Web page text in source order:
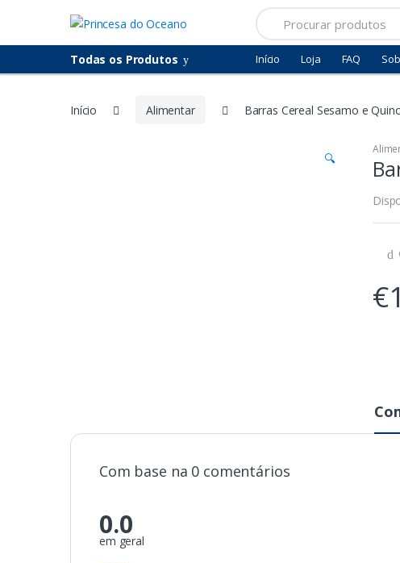
navegação
o
Procurar
por:
Todas os Produtos Início Loja FAQ
Início Alimentar Barras Cereal Sesamo e
🔍
€
Com base na 0 comentários
0.0
em geral